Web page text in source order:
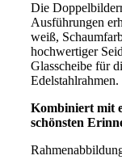
Die
Ausführungen
weiß,
hochwertiger
Glasscheibe für
Edelstahlrahmen.
Kombiniert mit
schönsten